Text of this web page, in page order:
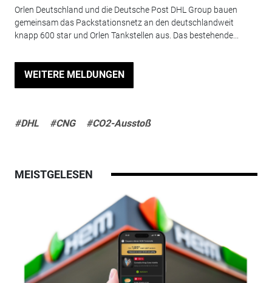
Orlen Deutschland und die Deutsche Post DHL Group bauen
gemeinsam das Packstationsnetz an den deutschlandweit
knapp 600 star und Orlen Tankstellen aus. Das bestehende...
WEITERE MELDUNGEN
#DHL #CNG #CO2-Ausstoß
MEISTGELESEN